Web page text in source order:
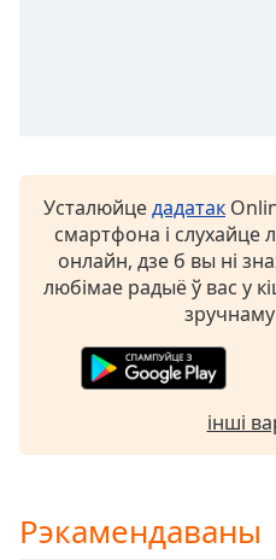
Area
Background
Color
Opacity
Text
Усталюйцедадатак
смартфона і слухайце
онлайн, дзе б вы ні
любімае радыё ў вас у
зручнаму
інші
Рэкамендаваны